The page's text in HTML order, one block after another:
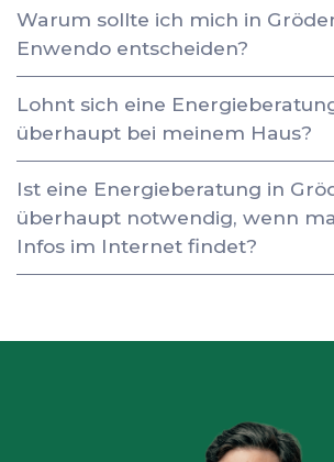
Warum sollte ich mich in
Enwendo entscheiden?
Lohnt sich eine
überhaupt bei meinem Haus?
Ist eine Energieberatung in
überhaupt notwendig, wenn
Infos im Internet findet?